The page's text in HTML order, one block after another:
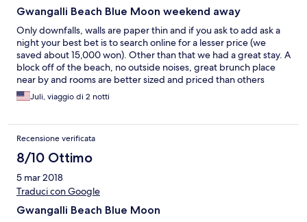
Gwangalli Beach Blue Moon weekend away
Only downfalls, walls are paper thin and if you ask to add ask a
night your best bet is to search online for a lesser price (we
saved about 15,000 won). Other than that we had a great stay. A
block off of the beach, no outside noises, great brunch place
near by and rooms are better sized and priced than others
we've stayed at. This is now our go to place to stay for a
weekend get away.
Juli, viaggio di 2 notti
Recensione verificata
8/10 Ottimo
5 mar 2018
Traduci con Google
Gwangalli Beach Blue Moon